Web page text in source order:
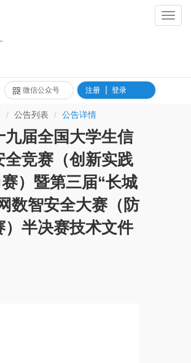
微信公众号 注册 登录
公告列表 公告详情
九届全国大学生信
全竞赛（创新实践
）暨第三届“长城
数智安全大赛（防
）半决赛技术文件